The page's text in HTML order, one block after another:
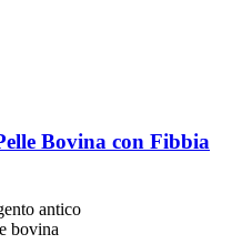
Bovina con Fibbia
antico
bovina